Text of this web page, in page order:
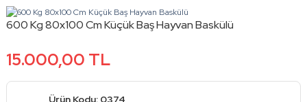
600 Kg 80x100 Cm Küçük Baş Hayvan Baskülü
15.000,00 TL
Ürün Kodu: 0374